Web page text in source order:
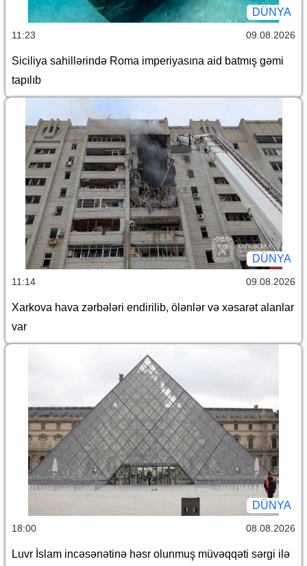
DÜNYA
11:23 09.08.2026
Siciliya sahillərində Roma imperiyasına aid batmış gəmi
tapılıb
DÜNYA
11:14 09.08.2026
Xarkova hava zərbələri endirilib, ölənlər və xəsarət alanlar
var
DÜNYA
18:00 08.08.2026
Luvr İslam incəsənətinə həsr olunmuş müvəqqəti sərgi ilə